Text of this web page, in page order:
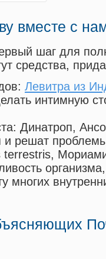
вместе с
шаг для
средства,
Левитра из
интимную
: Динатроп,
и решат
terrestris,
многих